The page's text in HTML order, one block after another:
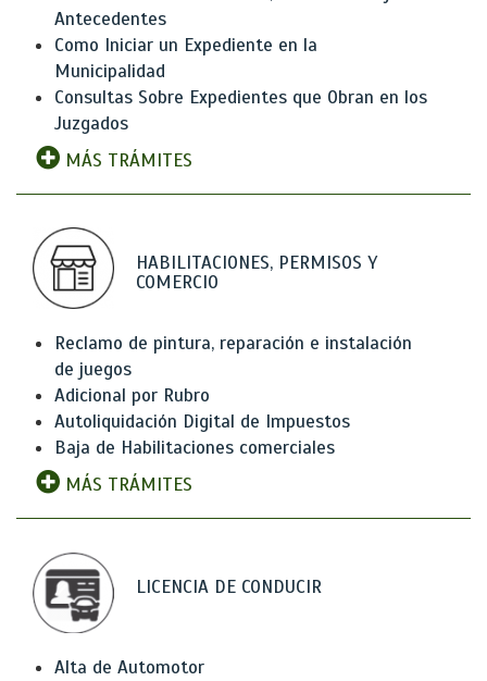
Antecedentes
Como Iniciar un Expediente en la
Municipalidad
Consultas Sobre Expedientes que Obran en los
Juzgados
MÁS TRÁMITES
HABILITACIONES, PERMISOS Y
COMERCIO
Reclamo de pintura, reparación e instalación
de juegos
Adicional por Rubro
Autoliquidación Digital de Impuestos
Baja de Habilitaciones comerciales
MÁS TRÁMITES
LICENCIA DE CONDUCIR
Alta de Automotor